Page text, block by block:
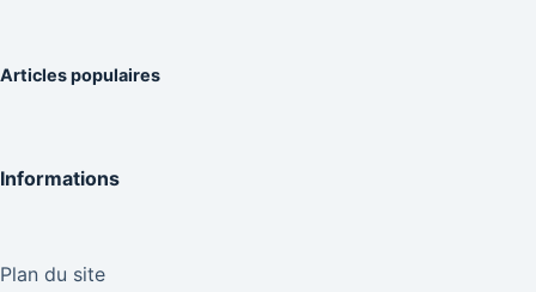
Articles populaires
Informations
Plan du site